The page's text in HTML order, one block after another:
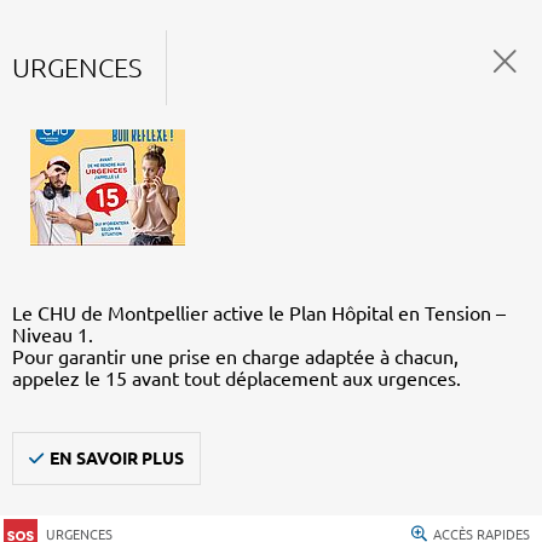
URGENCES
Le CHU de Montpellier active le Plan Hôpital en Tension –
Niveau 1.
Pour garantir une prise en charge adaptée à chacun,
appelez le 15 avant tout déplacement aux urgences.
EN SAVOIR PLUS
URGENCES ACCÈS RAPIDES